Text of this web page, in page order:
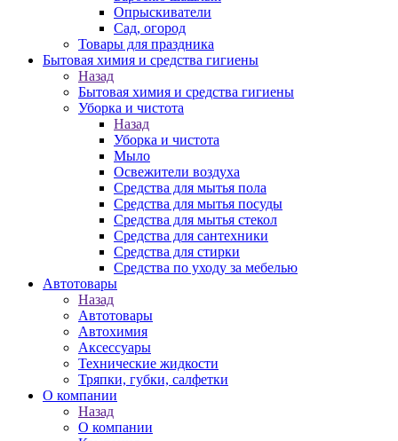
Опрыскиватели
Сад, огород
Товары для праздника
Бытовая химия и средства гигиены
Назад
Бытовая химия и средства гигиены
Уборка и чистота
Назад
Уборка и чистота
Мыло
Освежители воздуха
Средства для мытья пола
Средства для мытья посуды
Средства для мытья стекол
Средства для сантехники
Средства для стирки
Средства по уходу за мебелью
Автотовары
Назад
Автотовары
Автохимия
Аксессуары
Технические жидкости
Тряпки, губки, салфетки
О компании
Назад
О компании